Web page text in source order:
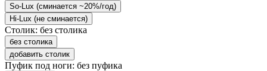
So-Lux (cминается ~20%/год)
Hi-Lux (не сминается)
Столик: без столика
без столика
добавить столик
Пуфик под ноги: без пуфика